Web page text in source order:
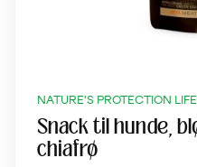
NATURE'S PROTECTION
Snack til hunde,
chiafrø